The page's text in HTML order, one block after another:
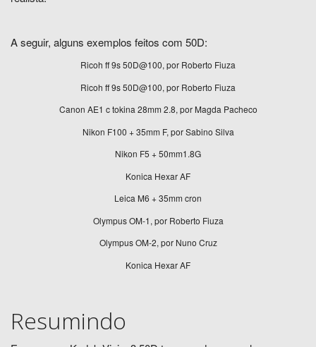
A seguir, alguns exemplos feitos com 50D:
Ricoh ff 9s 50D@100, por Roberto Fiuza
Ricoh ff 9s 50D@100, por Roberto Fiuza
Canon AE1 c tokina 28mm 2.8, por Magda Pacheco
Nikon F100 + 35mm F, por Sabino Silva
Nikon F5 + 50mm1.8G
Konica Hexar AF
Leica M6 + 35mm cron
Olympus OM-1, por Roberto Fiuza
Olympus OM-2, por Nuno Cruz
Konica Hexar AF
Resumindo